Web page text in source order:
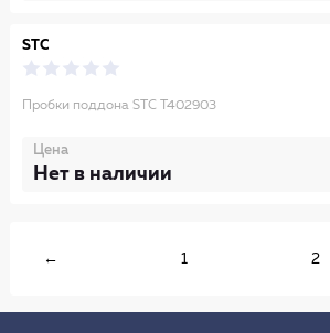
STC
Пробки поддона STC T402903
Цена
Нет в наличии
← 1 2